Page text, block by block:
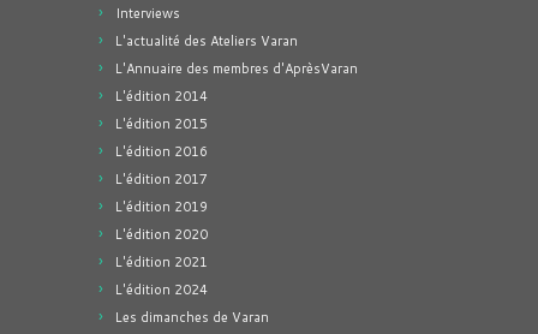
Interviews
L'actualité des Ateliers Varan
L'Annuaire des membres d'AprèsVaran
L'édition 2014
L'édition 2015
L'édition 2016
L'édition 2017
L'édition 2019
L'édition 2020
L'édition 2021
L'édition 2024
Les dimanches de Varan